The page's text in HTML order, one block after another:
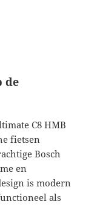
de
C8 HMB
fietsen
Bosch
en
is modern
als